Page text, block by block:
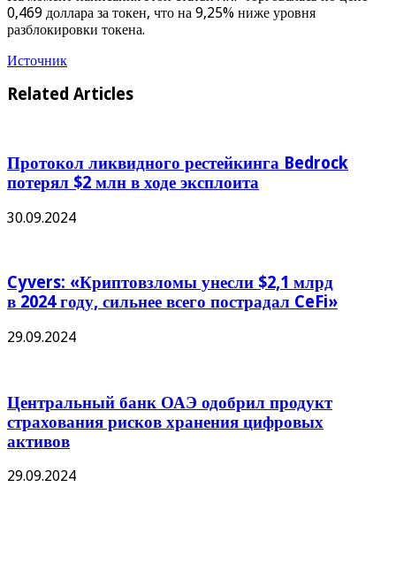
0,469 доллара за токен, что на 9,25% ниже уровня
разблокировки токена.
Источник
Related Articles
Протокол ликвидного рестейкинга Bedrock
потерял $2 млн в ходе эксплоита
30.09.2024
Cyvers: «Криптовзломы унесли $2,1 млрд
в 2024 году, сильнее всего пострадал CeFi»
29.09.2024
Центральный банк ОАЭ одобрил продукт
страхования рисков хранения цифровых
активов
29.09.2024